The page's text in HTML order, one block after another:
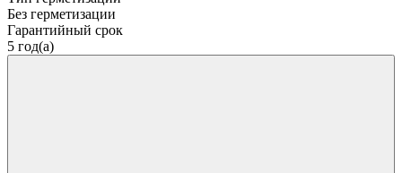
Без герметизации
Гарантийный срок
5 год(а)